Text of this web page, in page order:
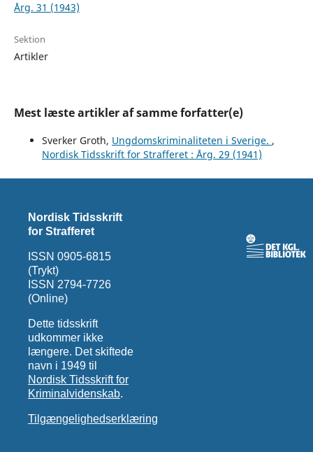
Årg. 31 (1943)
Sektion
Artikler
Mest læste artikler af samme forfatter(e)
Sverker Groth, Ungdomskriminaliteten i Sverige. ,
Nordisk Tidsskrift for Strafferet : Årg. 29 (1941)
Nordisk Tidsskrift
for Strafferet
ISSN 0905-6815
(Trykt)
ISSN 2794-7726
(Online)
Dette tidsskrift
udkommer ikke
længere. Det skiftede
navn i 1949 til
Nordisk Tidsskrift for
Kriminalvidenskab.
Tilgængelighedserklæring